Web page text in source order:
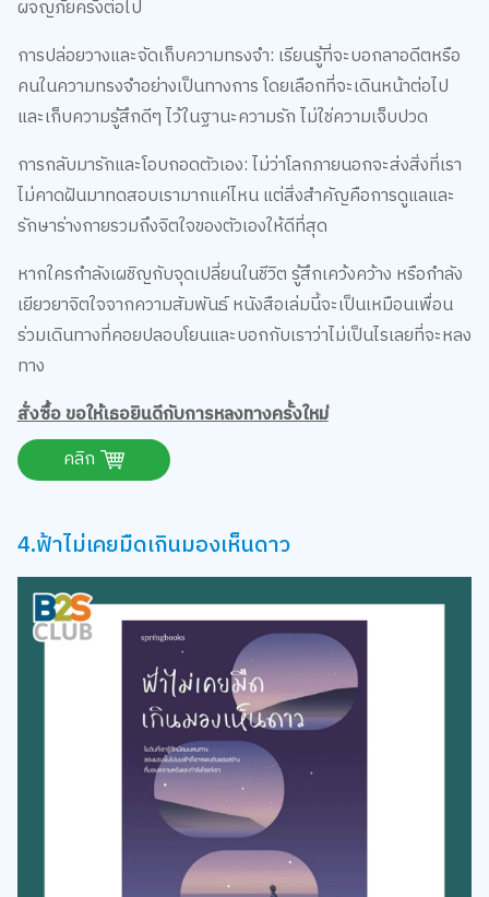
การปล่อยวางและจัดเก็บความทรงจำ: เรียนรู้ที่จะบอกลาอดีตหรือ
คนในความทรงจำอย่างเป็นทางการ โดยเลือกที่จะเดินหน้าต่อไป
และเก็บความรู้สึกดีๆ ไว้ในฐานะความรัก ไม่ใช่ความเจ็บปวด
การกลับมารักและโอบกอดตัวเอง: ไม่ว่าโลกภายนอกจะส่งสิ่งที่เรา
ไม่คาดฝันมาทดสอบเรามากแค่ไหน แต่สิ่งสำคัญคือการดูแลและ
รักษาร่างกายรวมถึงจิตใจของตัวเองให้ดีที่สุด
หากใครกำลังเผชิญกับจุดเปลี่ยนในชีวิต รู้สึกเคว้งคว้าง หรือกำลัง
เยียวยาจิตใจจากความสัมพันธ์ หนังสือเล่มนี้จะเป็นเหมือนเพื่อน
ร่วมเดินทางที่คอยปลอบโยนและบอกกับเราว่าไม่เป็นไรเลยที่จะหลง
ทาง
สั่งซื้อ ขอให้เธอยินดีกับการหลงทางครั้งใหม่
คลิก